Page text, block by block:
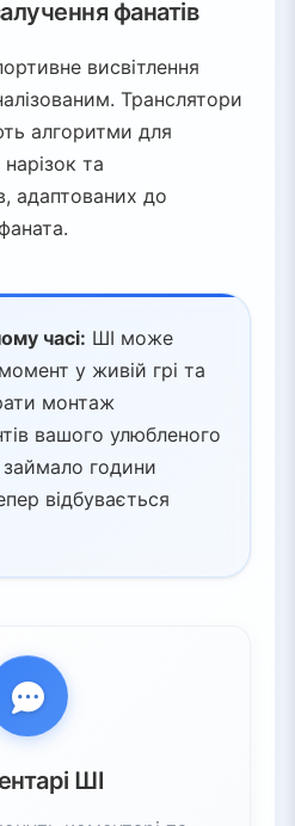
фанатів
висвітлення
Транслятори
алгоритми для
та
адаптованих до
часі: ШІ може
у живій грі та
монтаж
вашого улюбленого
години
відбувається
ШІ